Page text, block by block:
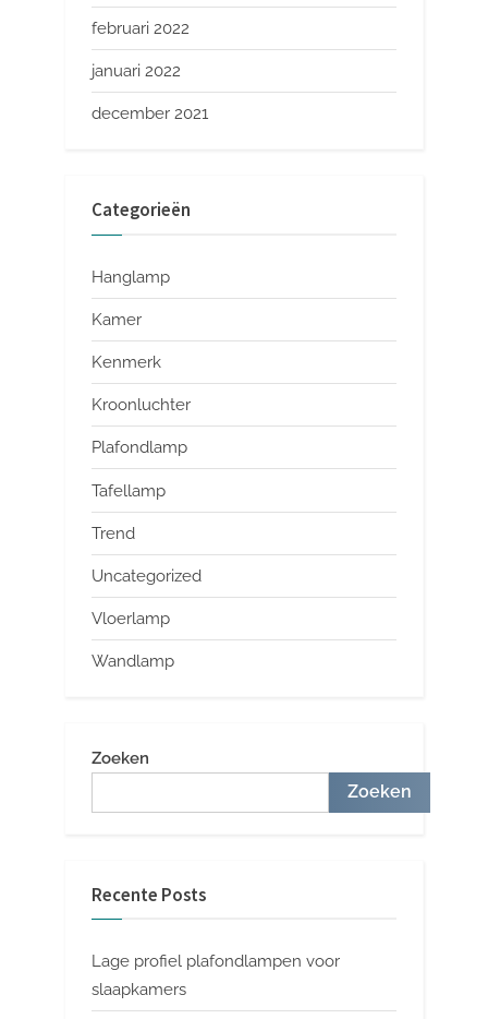
februari 2022
januari 2022
december 2021
Categorieën
Hanglamp
Kamer
Kenmerk
Kroonluchter
Plafondlamp
Tafellamp
Trend
Uncategorized
Vloerlamp
Wandlamp
Zoeken
Zoeken
Recente Posts
Lage profiel plafondlampen voor
slaapkamers